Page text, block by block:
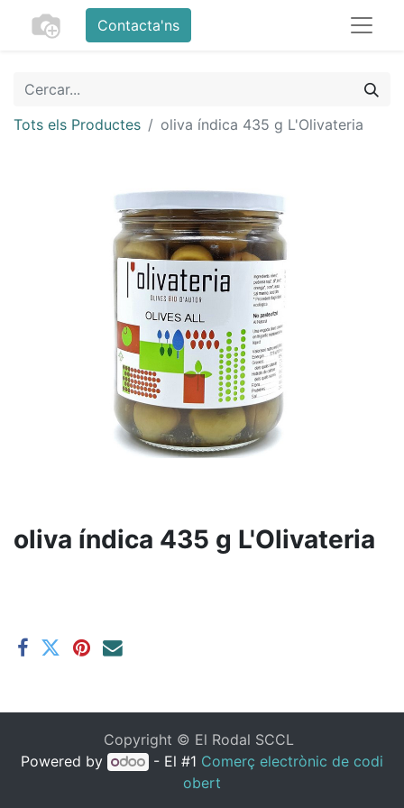
Contacta'ns
Tots els Productes oliva índica 435 g L'Olivateria
oliva índica 435 g L'Olivateria
Copyright © El Rodal SCCL
Powered by
- El #1 Comerç electrònic de codi
obert